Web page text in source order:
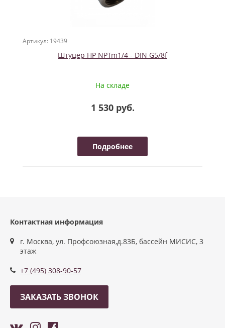
Артикул: 19439
Штуцер HP NPTm1/4 - DIN G5/8f
На складе
1 530 руб.
Подробнее
Контактная информация
г. Москва, ул. Профсоюзная,д.83Б, бассейн МИСИС, 3
этаж
+7 (495) 308-90-57
ЗАКАЗАТЬ ЗВОНОК